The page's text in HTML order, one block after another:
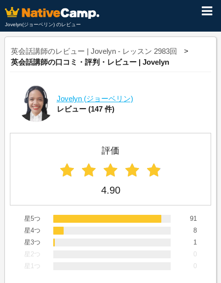
Jovelyn(ジョーベリン) のレビュー
英会話講師のレビュー | Jovelyn - レッスン 2983回
英会話講師の口コミ・評判・レビュー | Jovelyn
Jovelyn (ジョーベリン)
レビュー (147 件)
評価
4.90
星5つ
91
星4つ
8
星3つ
1
星2つ
0
星1つ
0